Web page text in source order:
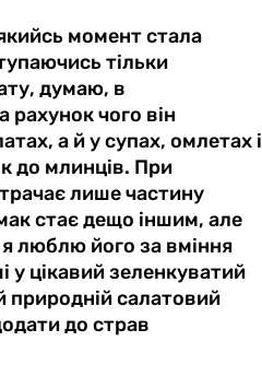
момент стала
тільки
думаю, в
рахунок чого він
а й у супах, омлетах і
до млинців. При
лише частину
стає дещо іншим, але
люблю його за вміння
у цікавий зеленкуватий
природній салатовий
до страв